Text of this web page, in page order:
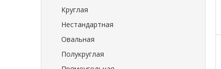
Круглая
Нестандартная
Овальная
Полукруглая